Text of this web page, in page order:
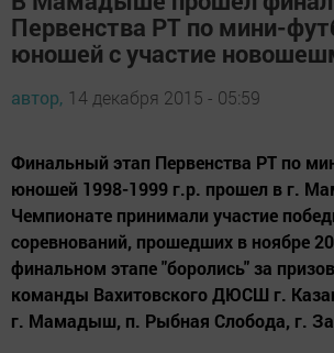
Первенства РТ по мини-
юношей с участие
автор, 14 декабря 2015 - 05:59
Финальный этап Первенства РТ по
юношей 1998-1999 г.р. прошел в г.
Чемпионате принимали участие
соревнований, прошедших в ноябре
финальном этапе "боролись" за
команды Вахитовского ДЮСШ г.
г. Мамадыш, п. Рыбная Слобода, г.